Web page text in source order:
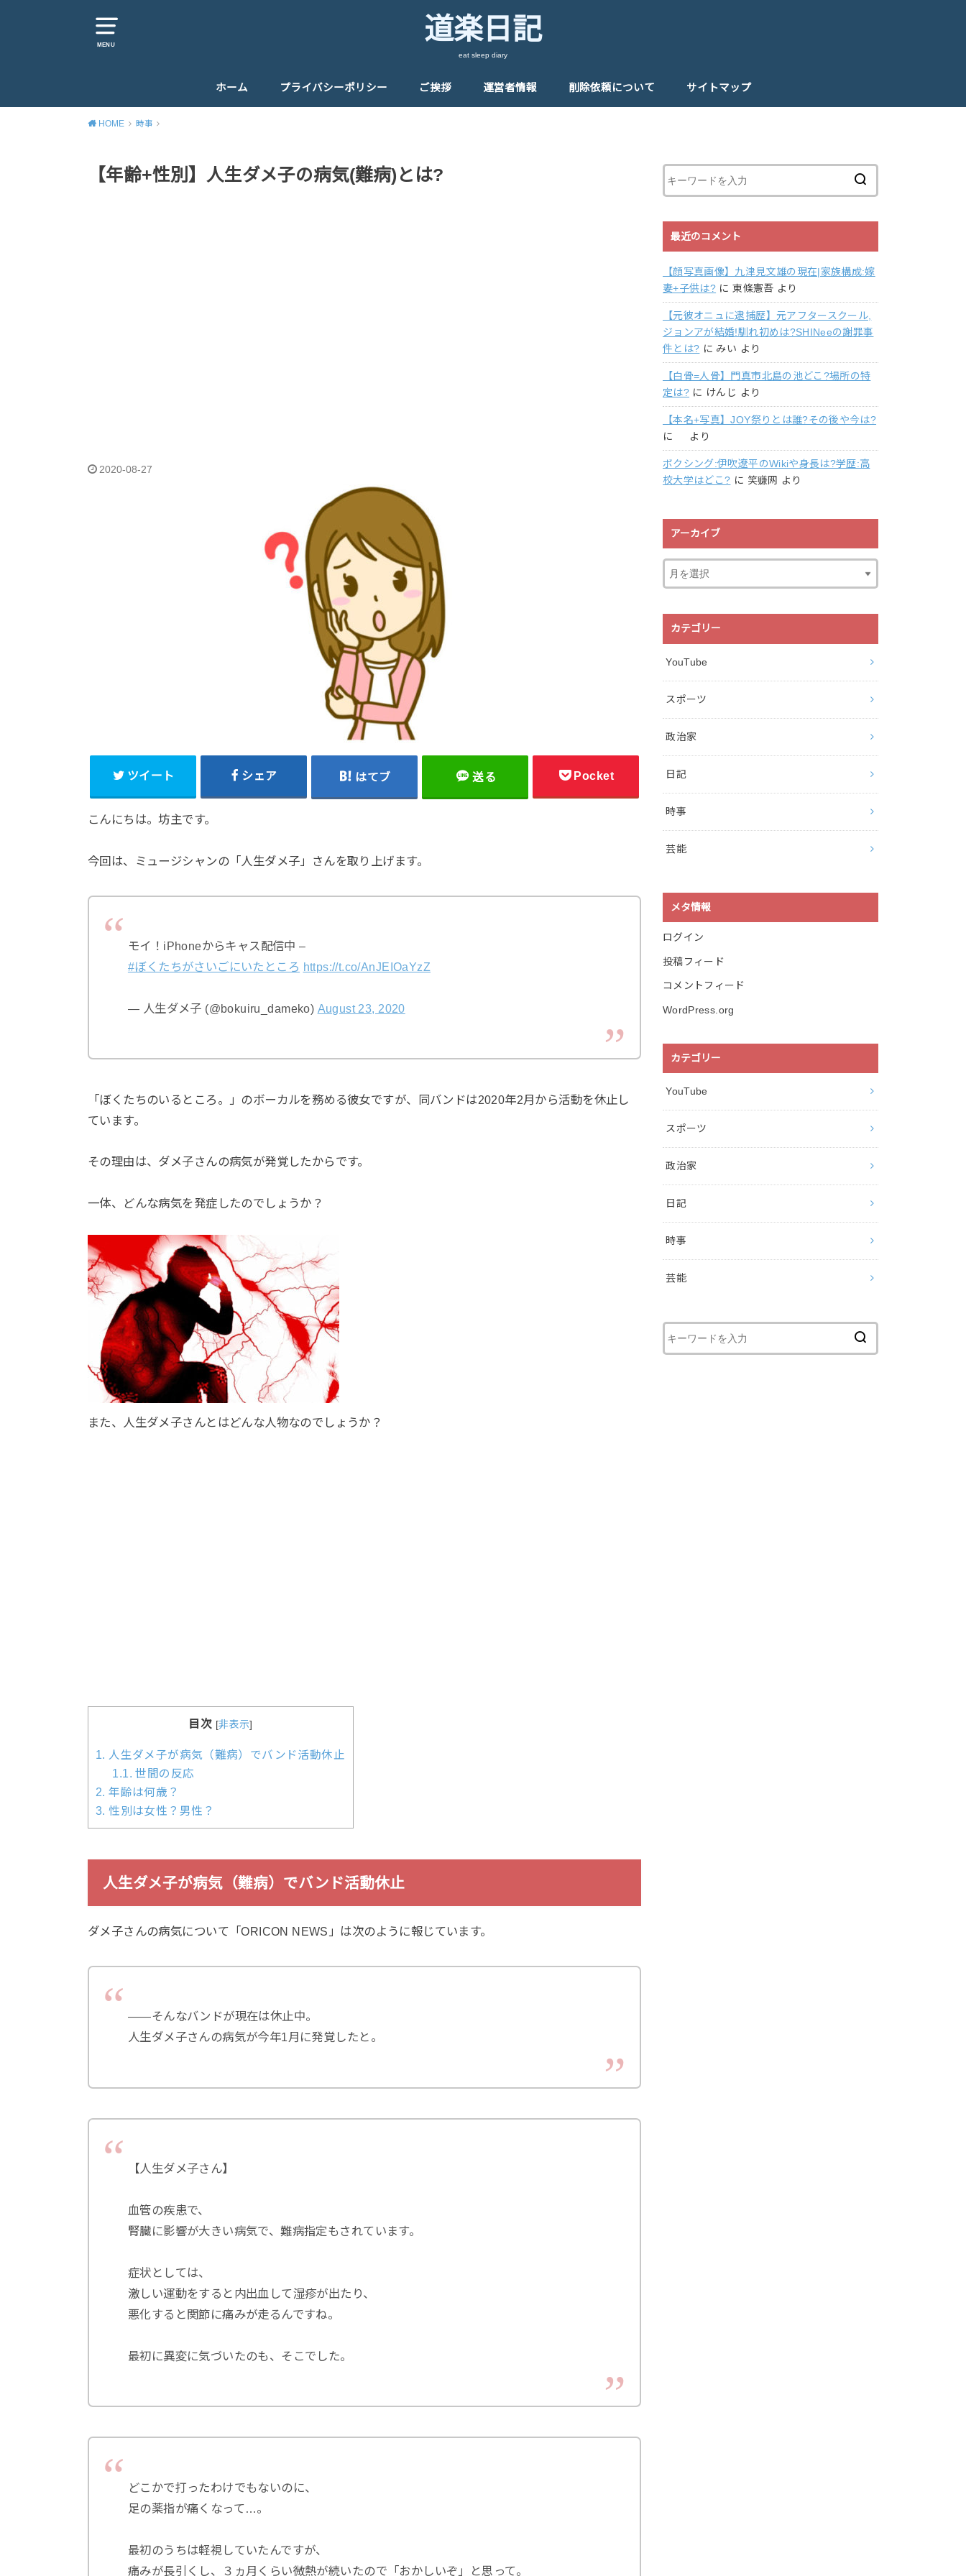
MENU 道楽日記
eat sleep diary
ホーム プライバシーポリシー ご挨拶 運営者情報 削除依頼について サイトマップ
HOME 時事
【年齢+性別】人生ダメ子の病気(難病)とは?
2020-08-27
ツイート シェア はてブ 送る Pocket
こんにちは。坊主です。
今回は、ミュージシャンの「人生ダメ子」さんを取り上げます。
モイ！iPhoneからキャス配信中 –
#ぼくたちがさいごにいたところ https://t.co/AnJEIOaYzZ
— 人生ダメ子 (@bokuiru_dameko) August 23, 2020
「ぼくたちのいるところ。」のボーカルを務める彼女ですが、同バンドは2020年2月から活動を休止し
ています。
その理由は、ダメ子さんの病気が発覚したからです。
一体、どんな病気を発症したのでしょうか？
また、人生ダメ子さんとはどんな人物なのでしょうか？
目次 [非表示]
1. 人生ダメ子が病気（難病）でバンド活動休止
1.1. 世間の反応
2. 年齢は何歳？
3. 性別は女性？男性？
人生ダメ子が病気（難病）でバンド活動休止
ダメ子さんの病気について「ORICON NEWS」は次のように報じています。
――そんなバンドが現在は休止中。
人生ダメ子さんの病気が今年1月に発覚したと。
【人生ダメ子さん】
血管の疾患で、
腎臓に影響が大きい病気で、難病指定もされています。
症状としては、
激しい運動をすると内出血して湿疹が出たり、
悪化すると関節に痛みが走るんですね。
最初に異変に気づいたのも、そこでした。
どこかで打ったわけでもないのに、
足の薬指が痛くなって…。
最初のうちは軽視していたんですが、
痛みが長引くし、３ヵ月くらい微熱が続いたので「おかしいぞ」と思って。
最近のコメント
【顔写真画像】九津見文雄の現在|家族構成:嫁
妻+子供は? に東條憲吾 より
【元彼オニュに逮捕歴】元アフタースクール,
ジョンアが結婚!馴れ初めは?SHINeeの謝罪事
件とは? に みい より
【白骨=人骨】門真市北島の池どこ?場所の特
定は? に けんじ より
【本名+写真】JOY祭りとは誰?その後や今は?
に
より
ボクシング:伊吹遼平のWikiや身長は?学歴:高
校大学はどこ? に 笑赚网 より
アーカイブ
カテゴリー
YouTube
スポーツ
政治家
日記
時事
芸能
メタ情報
ログイン
投稿フィード
コメントフィード
WordPress.org
カテゴリー
YouTube
スポーツ
政治家
日記
時事
芸能